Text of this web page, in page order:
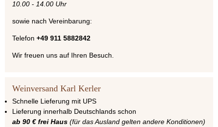
10.00 - 14.00 Uhr
sowie nach Vereinbarung:
Telefon +49 911 5882842
Wir freuen uns auf Ihren Besuch.
Weinversand Karl Kerler
Schnelle Lieferung mit UPS
Lieferung innerhalb Deutschlands schon
ab 90 € frei Haus (für das Ausland gelten andere Konditionen)